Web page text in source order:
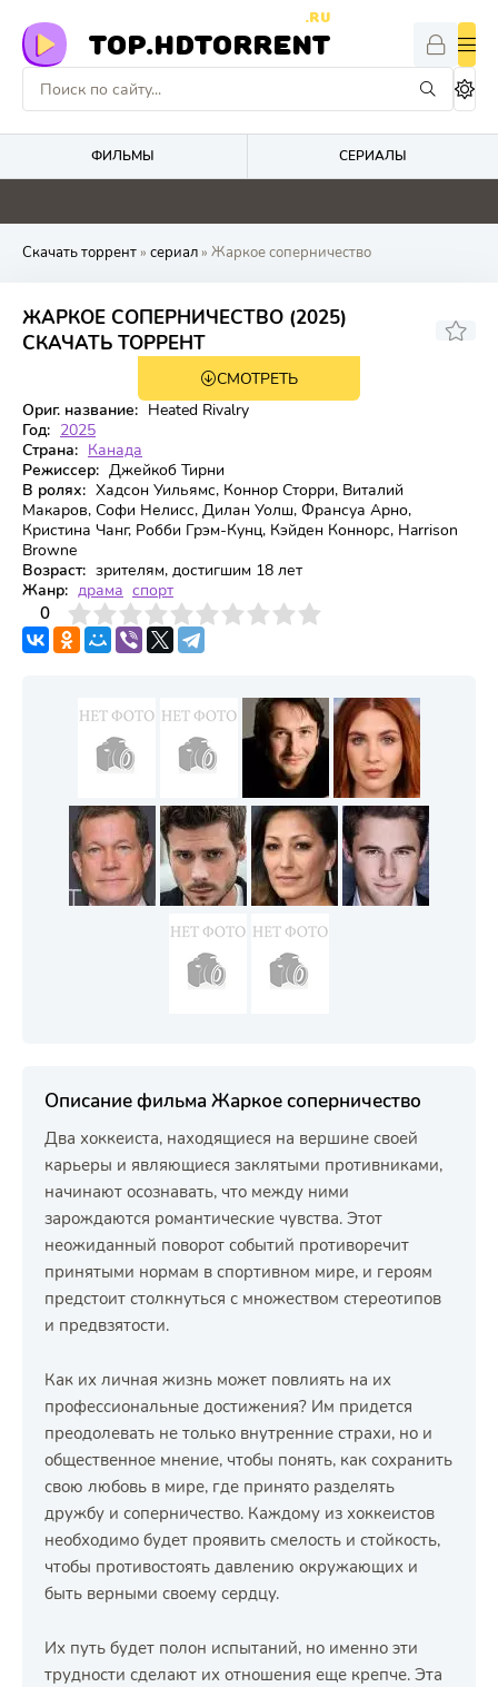
TOP.HDTORRENT
.RU
ФИЛЬМЫ СЕРИАЛЫ
0 0 0 0
Скачать торрент» сериал» Жаркое соперничество
ЖАРКОЕ СОПЕРНИЧЕСТВО (2025)
СКАЧАТЬ ТОРРЕНТ
1 сезон 6 серия
8.752
СМОТРЕТЬ
Ориг. название: Heated Rivalry
Год: 2025
Страна: Канада
Режиссер: Джейкоб Тирни
В ролях: Хадсон Уильямс, Коннор Сторри, Виталий
Макаров, Софи Нелисс, Дилан Уолш, Франсуа Арно,
Кристина Чанг, Робби Грэм-Кунц, Кэйден Коннорс, Harrison
Browne
Возраст: зрителям, достигшим 18 лет
Жанр: драма спорт
0
4 6 7 8 9 10
Описание фильма Жаркое соперничество
Два хоккеиста, находящиеся на вершине своей
карьеры и являющиеся заклятыми противниками,
начинают осознавать, что между ними
зарождаются романтические чувства. Этот
неожиданный поворот событий противоречит
принятыми нормам в спортивном мире, и героям
предстоит столкнуться с множеством стереотипов
и предвзятости.
Как их личная жизнь может повлиять на их
профессиональные достижения? Им придется
преодолевать не только внутренние страхи, но и
общественное мнение, чтобы понять, как сохранить
свою любовь в мире, где принято разделять
дружбу и соперничество. Каждому из хоккеистов
необходимо будет проявить смелость и стойкость,
чтобы противостоять давлению окружающих и
быть верными своему сердцу.
Их путь будет полон испытаний, но именно эти
трудности сделают их отношения еще крепче. Эта